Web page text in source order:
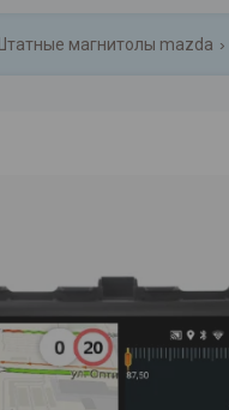
Штатные магнитолы mazda